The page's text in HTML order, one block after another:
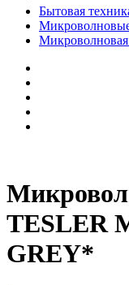
Бытовая
TESLER
GREY*